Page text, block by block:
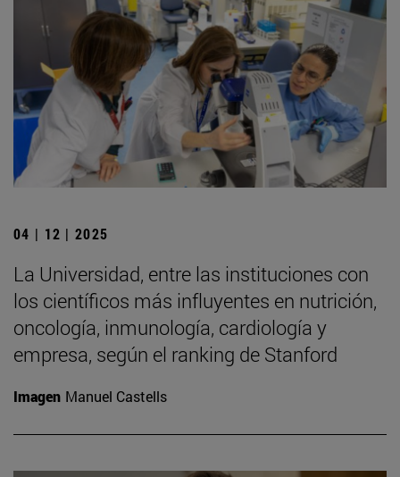
04 | 12 | 2025
La Universidad, entre las instituciones con
los científicos más influyentes en nutrición,
oncología, inmunología, cardiología y
empresa, según el ranking de Stanford
Imagen Manuel Castells